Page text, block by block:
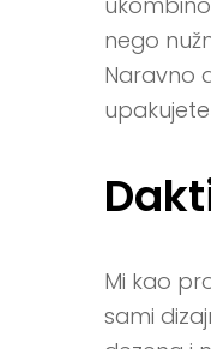
nego
Naravno
Mi kao
sami